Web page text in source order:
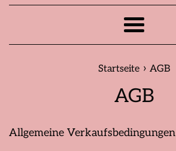
Menü
Startseite › AGB
AGB
Allgemeine Verkaufsbedingungen